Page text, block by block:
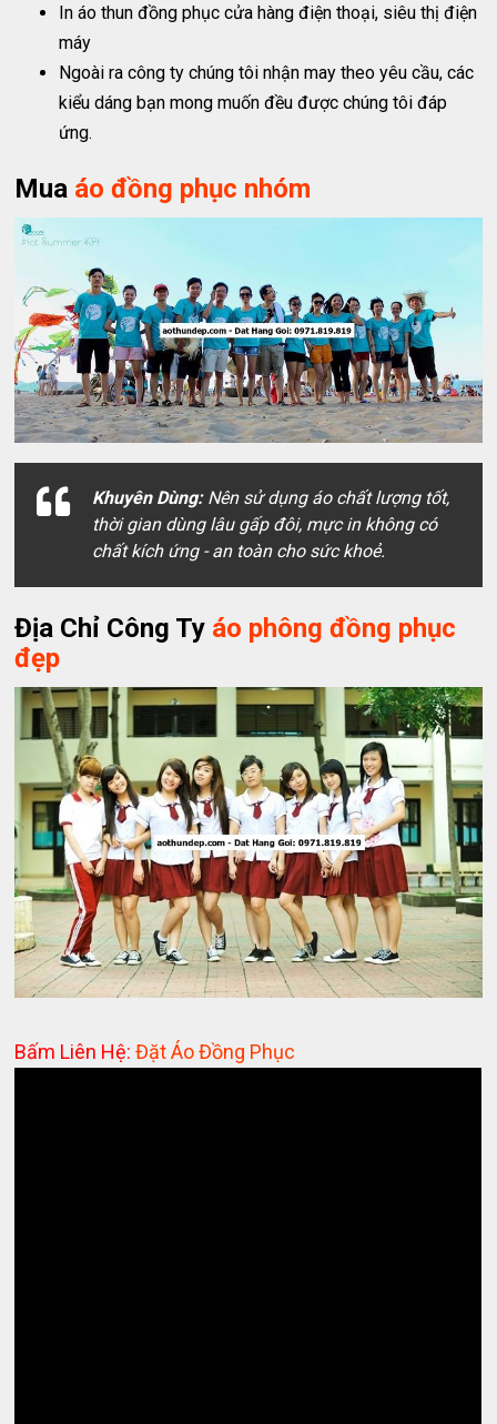
In áo thun đồng phục cửa hàng điện thoại, siêu thị điện
máy
Ngoài ra công ty chúng tôi nhận may theo yêu cầu, các
kiểu dáng bạn mong muốn đều được chúng tôi đáp
ứng.
Mua áo đồng phục nhóm
Khuyên Dùng: Nên sử dụng áo chất lượng tốt,
thời gian dùng lâu gấp đôi, mực in không có
chất kích ứng - an toàn cho sức khoẻ.
Địa Chỉ Công Ty áo phông đồng phục
đẹp
Bấm Liên Hệ:Đặt Áo Đồng Phục